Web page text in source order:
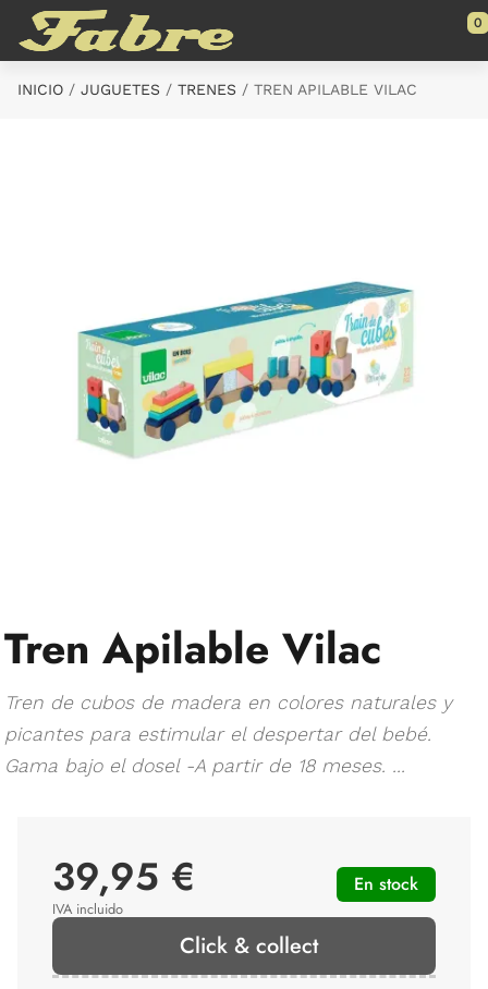
Saltar al contenido principal
0
INICIO JUGUETES TRENES TREN APILABLE VILAC
Tren Apilable Vilac
Tren de cubos de madera en colores naturales y
picantes para estimular el despertar del bebé.
Gama bajo el dosel -A partir de 18 meses. ...
39,95 €
IVA incluido
En stock
Click & collect